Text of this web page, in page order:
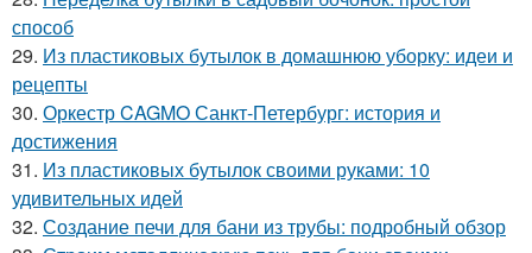
способ
29. Из пластиковых бутылок в домашнюю уборку: идеи и
рецепты
30. Оркестр CAGMO Санкт-Петербург: история и
достижения
31. Из пластиковых бутылок своими руками: 10
удивительных идей
32. Создание печи для бани из трубы: подробный обзор